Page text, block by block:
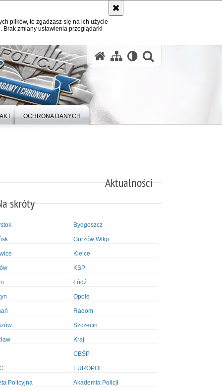
plików, to zgadzasz się na ich użycie
zmiany ustawienia przeglądarki
OCHRONA DANYCH
Aktualności
skróty
Bydgoszcz
Gorzów Wlkp.
Kielce
KSP
Łódź
Opole
Radom
Szczecin
Kraj
CBŚP
EUROPOL
Policyjna Akademia Policji